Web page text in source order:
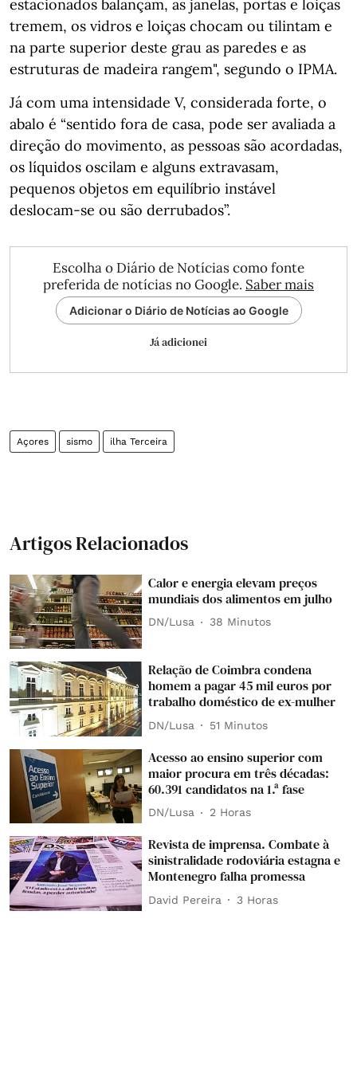
estacionados balançam, as janelas, portas e loiças
tremem, os vidros e loiças chocam ou tilintam e
na parte superior deste grau as paredes e as
estruturas de madeira rangem", segundo o IPMA.
Já com uma intensidade V, considerada forte, o
abalo é “sentido fora de casa, pode ser avaliada a
direção do movimento, as pessoas são acordadas,
os líquidos oscilam e alguns extravasam,
pequenos objetos em equilíbrio instável
deslocam-se ou são derrubados”.
Escolha o Diário de Notícias como fonte
preferida de notícias no Google. Saber mais
Adicionar o Diário de Notícias ao Google
Já adicionei
Açores sismo ilha Terceira
Artigos Relacionados
Calor e energia elevam preços
mundiais dos alimentos em julho
DN/Lusa 38 Minutos
Relação de Coimbra condena
homem a pagar 45 mil euros por
trabalho doméstico de ex-mulher
DN/Lusa 51 Minutos
Acesso ao ensino superior com
maior procura em três décadas:
60.391 candidatos na 1.ª fase
DN/Lusa 2 Horas
Revista de imprensa. Combate à
sinistralidade rodoviária estagna e
Montenegro falha promessa
David Pereira 3 Horas